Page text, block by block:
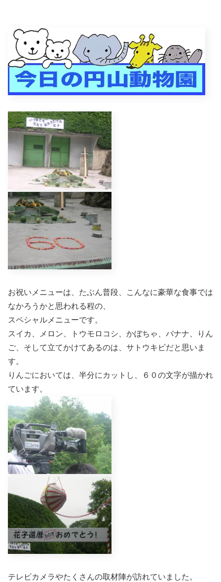
お祝いメニューは、たぶん普段、こんなに豪華な食事では
なかろうかと思われる程の、
スペシャルメニューです。
スイカ、メロン、トウモロコシ、かぼちゃ、バナナ、りん
ご、そして立てかけてあるのは、サトウキビだと思いま
す。
りんごにおいては、半分にカットし、６０の文字が描かれ
ています。
テレビカメラやたくさんの取材陣が訪れていました。